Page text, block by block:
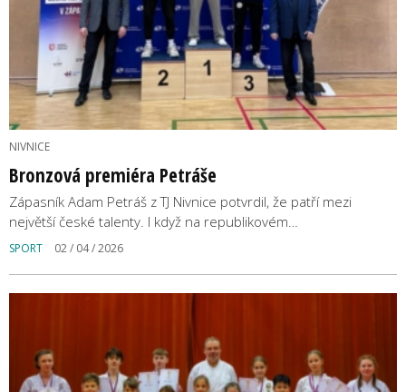
NIVNICE
Bronzová premiéra Petráše
Zápasník Adam Petráš z TJ Nivnice potvrdil, že patří mezi
největší české talenty. I když na republikovém…
SPORT 02 / 04 / 2026